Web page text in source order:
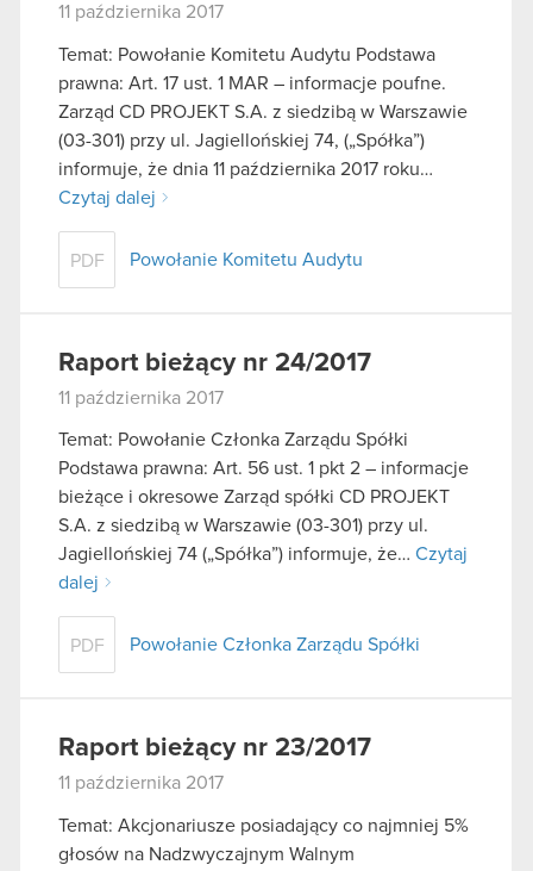
11 października 2017
Temat: Powołanie Komitetu Audytu Podstawa
prawna: Art. 17 ust. 1 MAR – informacje poufne.
Zarząd CD PROJEKT S.A. z siedzibą w Warszawie
(03-301) przy ul. Jagiellońskiej 74, („Spółka”)
informuje, że dnia 11 października 2017 roku…
Czytaj dalej
PDF Powołanie Komitetu Audytu
Raport bieżący nr 24/2017
11 października 2017
Temat: Powołanie Członka Zarządu Spółki
Podstawa prawna: Art. 56 ust. 1 pkt 2 – informacje
bieżące i okresowe Zarząd spółki CD PROJEKT
S.A. z siedzibą w Warszawie (03-301) przy ul.
Jagiellońskiej 74 („Spółka”) informuje, że… Czytaj
dalej
PDF Powołanie Członka Zarządu Spółki
Raport bieżący nr 23/2017
11 października 2017
Temat: Akcjonariusze posiadający co najmniej 5%
głosów na Nadzwyczajnym Walnym